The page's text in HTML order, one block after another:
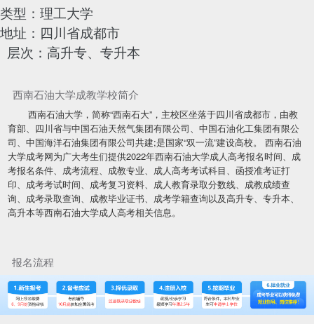
类型：理工大学
地址：四川省成都市
层次：高升专、专升本
西南石油大学成教学校简介
西南石油大学，简称“西南石大”，主校区坐落于四川省成都市，由教
育部、四川省与中国石油天然气集团有限公司、中国石油化工集团有限公
司、中国海洋石油集团有限公司共建;是国家“双一流”建设高校。 西南石油
大学成考网为广大考生们提供2022年西南石油大学成人高考报名时间、成
考报名条件、成考流程、成教专业、成人高考考试科目、函授准考证打
印、成考考试时间、成考复习资料、成人教育录取分数线、成教成绩查
询、成考录取查询、成教毕业证书、成考学籍查询以及高升专、专升本、
高升本等西南石油大学成人高考相关信息。
报名流程